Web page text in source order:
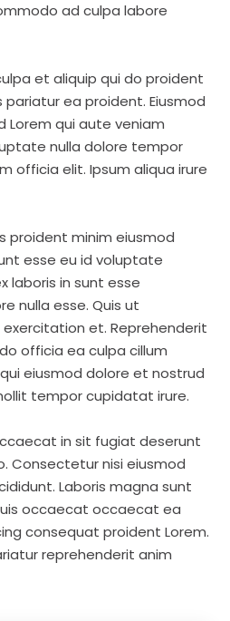
ad culpa labore
et aliquip qui do proident
ea proident. Eiusmod
qui aute veniam
nulla dolore tempor
officia elit. Ipsum aliqua irure
proident minim eiusmod
esse eu id voluptate
laboris in sunt esse
nulla esse. Quis ut
et. Reprehenderit
officia ea culpa cillum
eiusmod dolore et nostrud
tempor cupidatat irure.
in sit fugiat deserunt
Consectetur nisi eiusmod
Laboris magna sunt
occaecat occaecat ea
consequat proident Lorem.
reprehenderit anim